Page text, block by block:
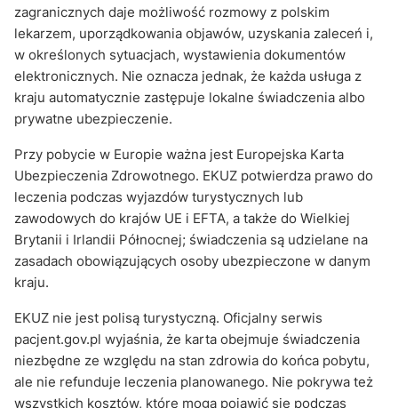
zagranicznych daje możliwość rozmowy z polskim
lekarzem, uporządkowania objawów, uzyskania zaleceń i,
w określonych sytuacjach, wystawienia dokumentów
elektronicznych. Nie oznacza jednak, że każda usługa z
kraju automatycznie zastępuje lokalne świadczenia albo
prywatne ubezpieczenie.
Przy pobycie w Europie ważna jest Europejska Karta
Ubezpieczenia Zdrowotnego. EKUZ potwierdza prawo do
leczenia podczas wyjazdów turystycznych lub
zawodowych do krajów UE i EFTA, a także do Wielkiej
Brytanii i Irlandii Północnej; świadczenia są udzielane na
zasadach obowiązujących osoby ubezpieczone w danym
kraju.
EKUZ nie jest polisą turystyczną. Oficjalny serwis
pacjent.gov.pl wyjaśnia, że karta obejmuje świadczenia
niezbędne ze względu na stan zdrowia do końca pobytu,
ale nie refunduje leczenia planowanego. Nie pokrywa też
wszystkich kosztów, które mogą pojawić się podczas